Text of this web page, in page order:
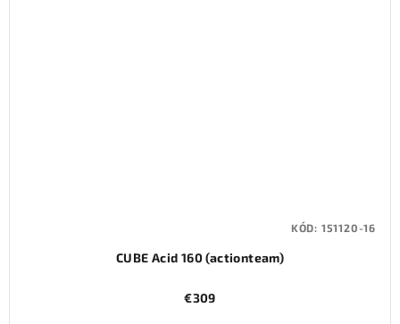
CUBE Acid 160 (actionteam)
€309
KÓD: 151120-16